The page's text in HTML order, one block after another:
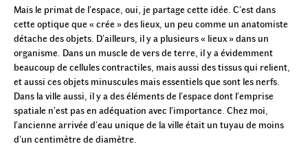
Mais le primat de l’espace, oui, je partage cette idée. C’est dans
cette optique que « crée » des lieux, un peu comme un anatomiste
détache des objets. D’ailleurs, il y a plusieurs « lieux » dans un
organisme. Dans un muscle de vers de terre, il y a évidemment
beaucoup de cellules contractiles, mais aussi des tissus qui relient,
et aussi ces objets minuscules mais essentiels que sont les nerfs.
Dans la ville aussi, il y a des éléments de l’espace dont l’emprise
spatiale n’est pas en adéquation avec l’importance. Chez moi,
l’ancienne arrivée d’eau unique de la ville était un tuyau de moins
d’un centimètre de diamètre.